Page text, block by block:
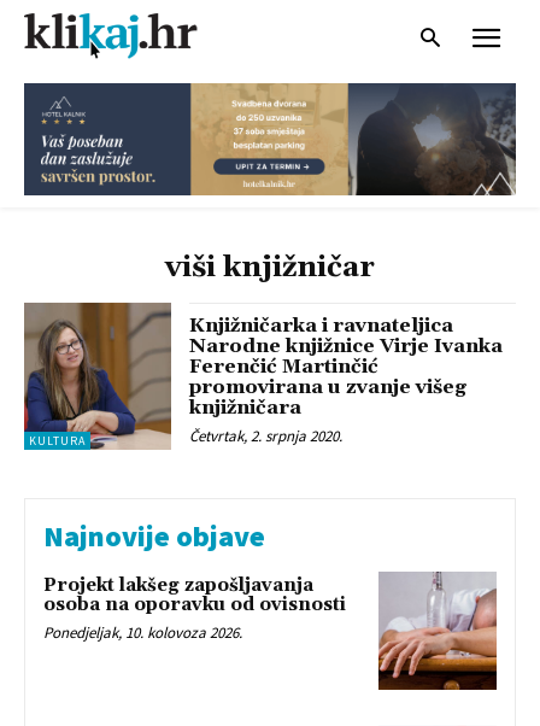
viši knjižničar
KULTURA
Knjižničarka i ravnateljica
Narodne knjižnice Virje Ivanka
Ferenčić Martinčić
promovirana u zvanje višeg
knjižničara
Četvrtak, 2. srpnja 2020.
Najnovije objave
Projekt lakšeg zapošljavanja
osoba na oporavku od ovisnosti
Ponedjeljak, 10. kolovoza 2026.